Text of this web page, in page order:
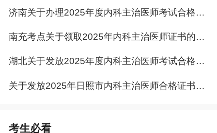
25路（丽水职业技术学院）、301路（丽水职业
技术学院）、313路（丽水职业技术学院）。
4月20、21、27日从学校南门（丽水市莲都区欣
行450米至学校南门。
济南关于办理2025年度内科主治医师考试合格证书的通知
南充考点关于领取2025年内科主治医师证书的提示
湖北关于发放2025年度内科主治医师考试合格人员证书的通知
关于发放2025年日照市内科主治医师合格证书的通知
考生必看